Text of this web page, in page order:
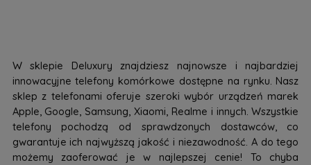
W sklepie Deluxury znajdziesz najnowsze i najbardziej
innowacyjne telefony komórkowe dostępne na rynku. Nasz
sklep z telefonami oferuje szeroki wybór urządzeń marek
Apple, Google, Samsung, Xiaomi, Realme i innych. Wszystkie
telefony pochodzą od sprawdzonych dostawców, co
gwarantuje ich najwyższą jakość i niezawodność. A do tego
możemy zaoferować je w najlepszej cenie! To chyba